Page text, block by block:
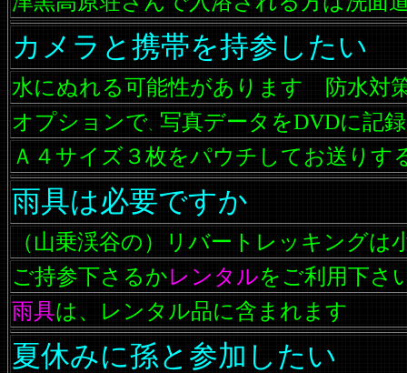
カメラと携帯を持参したい
水にぬれる可能性があります 防水対
オプションで、 写真データをDVDに記
Ａ４サイズ３枚をパウチしてお送りす
雨具は必要ですか
（山乗渓谷の）リバートレッキングは
ご持参下さるかレンタルをご利用下さ
雨具は、レンタル品に含まれます
夏休みに孫と参加したい